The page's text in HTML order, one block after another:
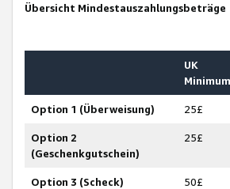
Übersicht Mindestauszahlungsbeträge
UK
Minimum
Option 1 (Überweisung) 25£
Option 2
(Geschenkgutschein)
25£
Option 3 (Scheck) 50£